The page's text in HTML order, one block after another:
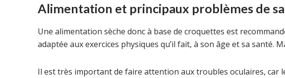
Alimentation et principaux problèmes de
Une alimentation sèche donc à base de croquettes est
adaptée aux exercices physiques qu’il fait, à son âge et sa santé.
Il est très important de faire attention aux troubles oculaires, car